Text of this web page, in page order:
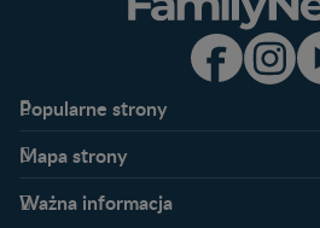
Popularne strony​
Kontakt
FAQ
Mapa strony​
Plamienie implantacyjne –
Ważna informacja